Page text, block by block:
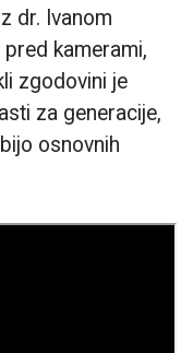
dr. Ivanom
kamerami,
zgodovini je
za generacije,
osnovnih